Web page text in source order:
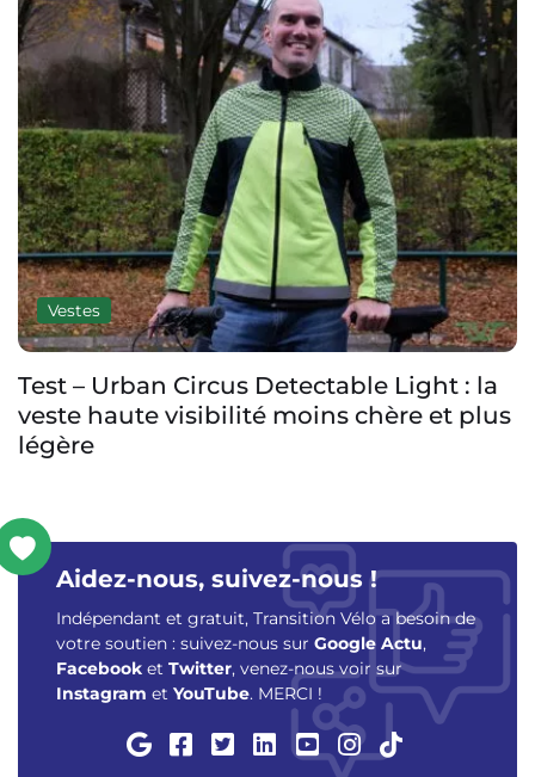
Vestes
Test – Urban Circus Detectable Light : la
veste haute visibilité moins chère et plus
légère
Aidez-nous, suivez-nous !
Indépendant et gratuit, Transition Vélo a besoin de
votre soutien : suivez-nous sur Google Actu,
Facebook et Twitter, venez-nous voir sur
Instagram et YouTube. MERCI !